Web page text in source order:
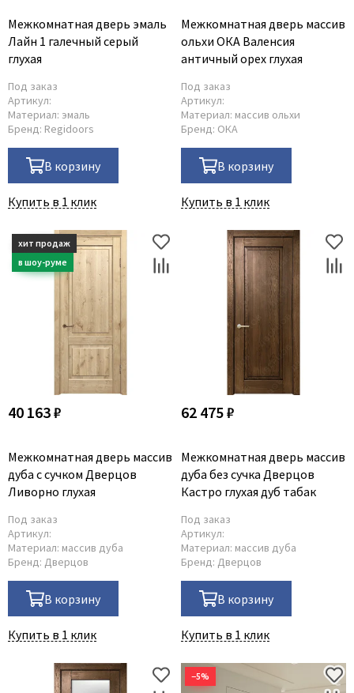
Межкомнатная дверь эмаль
Лайн 1 галечный серый
глухая
Под заказ
Артикул:
Материал: эмаль
Бренд: Regidoors
В корзину
Купить в 1 клик
Межкомнатная дверь массив
ольхи ОКА Валенсия
античный орех глухая
Под заказ
Артикул:
Материал: массив ольхи
Бренд: ОКА
В корзину
Купить в 1 клик
40 163 ₽
Межкомнатная дверь массив
дуба с сучком Дверцов
Ливорно глухая
Под заказ
Артикул:
Материал: массив дуба
Бренд: Дверцов
В корзину
Купить в 1 клик
62 475 ₽
Межкомнатная дверь массив
дуба без сучка Дверцов
Кастро глухая дуб табак
Под заказ
Артикул:
Материал: массив дуба
Бренд: Дверцов
В корзину
Купить в 1 клик
−5%